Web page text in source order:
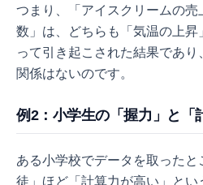
つまり、「アイスクリームの
数」は、どちらも「気温の上昇
って引き起こされた結果であ
関係はないのです。
例2：小学生の「握力」と「
ある小学校でデータを取った
徒」ほど「計算力が高い」とい